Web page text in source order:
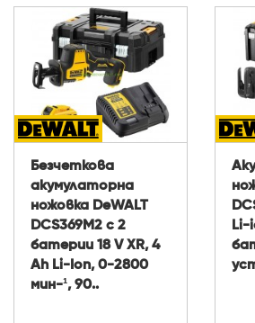
Безчеткова
акумулаторна
ножовка DeWALT
DCS369M2 с 2
батерии 18 V XR, 4
Ah Li-Ion, 0-2800
мин-¹, 90..
Li-